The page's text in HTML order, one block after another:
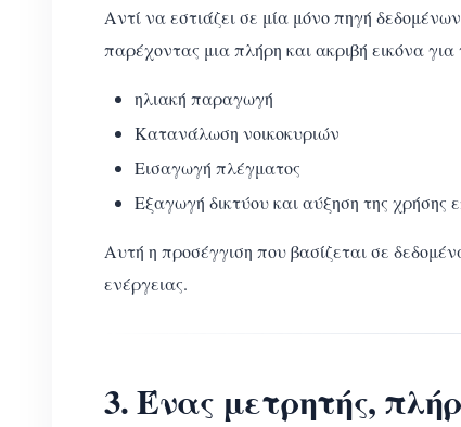
Αντί να εστιάζει σε μία μόνο πηγή
παρέχοντας μια πλήρη και ακριβή εικόνα
ηλιακή παραγωγή
Κατανάλωση νοικοκυριών
Εισαγωγή πλέγματος
Εξαγωγή δικτύου και αύξηση της χρήσης
Αυτή η προσέγγιση που βασίζεται σε
ενέργειας.
3. Ένας μετρητής,